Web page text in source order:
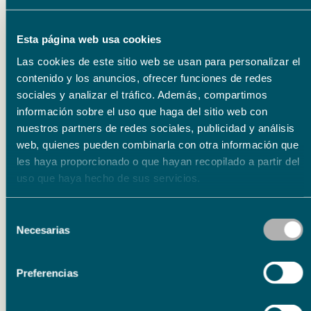
Esta página web usa cookies
Las cookies de este sitio web se usan para personalizar el
contenido y los anuncios, ofrecer funciones de redes
sociales y analizar el tráfico. Además, compartimos
información sobre el uso que haga del sitio web con
nuestros partners de redes sociales, publicidad y análisis
web, quienes pueden combinarla con otra información que
les haya proporcionado o que hayan recopilado a partir del
uso que haya hecho de sus servicios.
Necesarias
Preferencias
Centro Cultural Fundación
Balbo,Málaga